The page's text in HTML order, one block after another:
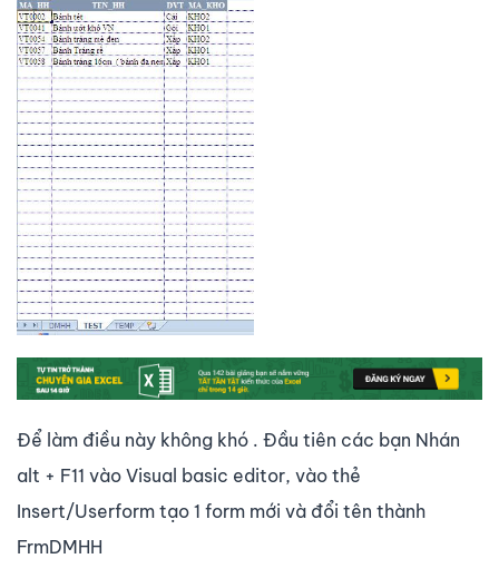
Để làm điều này không khó . Đầu tiên các bạn Nhán
alt + F11 vào Visual basic editor, vào thẻ
Insert/Userform tạo 1 form mới và đổi tên thành
FrmDMHH